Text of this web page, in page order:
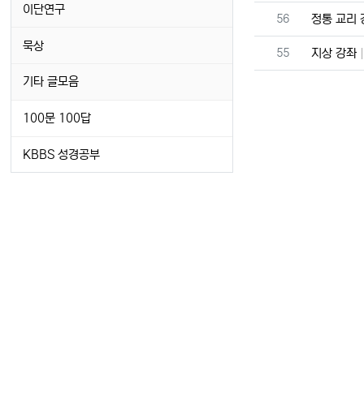
번호
56 정통 교리
번호
55 지상 강좌
이단연구
묵상
기타 글모음
100문 100답
KBBS 성경공부